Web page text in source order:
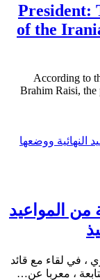
President:
of the
According to
Brahim Raisi, the
من المواعيد
، في لقاء مع قائد
، معربا عن…